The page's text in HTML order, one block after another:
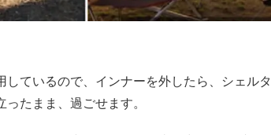
ているので、インナーを外したら、シェルタ
たまま、過ごせます。